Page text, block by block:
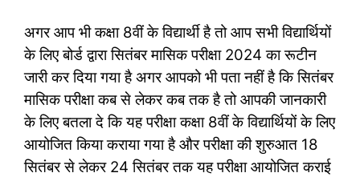
अगर आप भी कक्षा 8वीं के विद्यार्थी है तो आप सभी विद्यार्थियों
के लिए बोर्ड द्वारा सितंबर मासिक परीक्षा 2024 का रूटीन
जारी कर दिया गया है अगर आपको भी पता नहीं है कि सितंबर
मासिक परीक्षा कब से लेकर कब तक है तो आपकी जानकारी
के लिए बतला दे कि यह परीक्षा कक्षा 8वीं के विद्यार्थियों के लिए
आयोजित किया कराया गया है और परीक्षा की शुरुआत 18
सितंबर से लेकर 24 सितंबर तक यह परीक्षा आयोजित कराई